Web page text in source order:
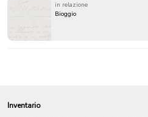
in relazione
Bioggio
Inventario